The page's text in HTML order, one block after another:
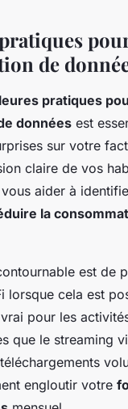
de
pratiques
données est
sur votre
claire de vos
aider à
la
est de
lorsque cela est
pour les
que le streaming
engloutir votre